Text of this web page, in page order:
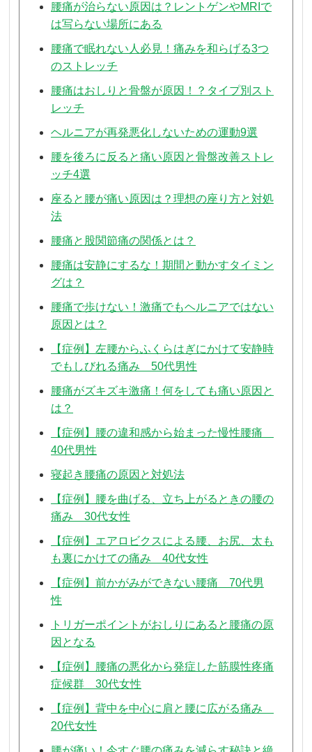
腰痛が治らない原因は？レントゲンやMRIで
は写らない場所にある
腰痛で眠れない人必見！痛みを和らげる3つ
のストレッチ
腰痛はおしりと骨盤が原因！？タイプ別スト
レッチ
ヘルニアが再発悪化しないための運動9選
腰を後ろに反ると痛い原因と骨盤改善ストレ
ッチ4選
座ると腰が痛い原因は？理想の座り方と対処
法
腰痛と股関節痛の関係とは？
腰痛は安静にするな！期間と動かすタイミン
グは？
腰痛で歩けない！激痛でもヘルニアではない
原因とは？
【症例】左腰からふくらはぎにかけて安静時
でもしびれる痛み 50代男性
腰痛がズキズキ激痛！何をしても痛い原因と
は？
【症例】腰の違和感から始まった慢性腰痛
40代男性
寝起き腰痛の原因と対処法
【症例】腰を曲げる、立ち上がるときの腰の
痛み 30代女性
【症例】エアロビクスによる腰、お尻、太も
も裏にかけての痛み 40代女性
【症例】前かがみができない腰痛 70代男
性
トリガーポイントがおしりにあると腰痛の原
因となる
【症例】腰痛の悪化から発症した筋膜性疼痛
症候群 30代女性
【症例】背中を中心に肩と腰に広がる痛み
20代女性